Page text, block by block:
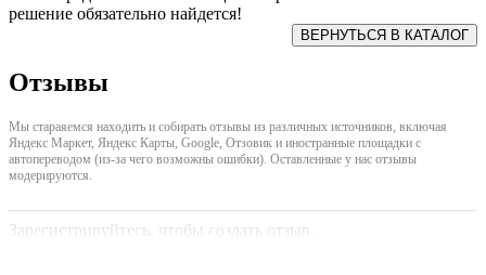
решение обязательно найдется!
Отзывы
Мы стараяемся находить и собирать отзывы из различных источников, включая
Яндекс Маркет, Яндекс Карты, Google, Отзовик и иностранные площадки с
автопереводом (из-за чего возможны ошибки). Оставленные у нас отзывы
модерируются.
Зарегистрируйтесь, чтобы создать отзыв.